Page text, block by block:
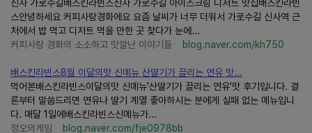
신사 가로수길배스킨라빈스신사 가로수길 아이스크림 디저트 맛집배스킨라빈
스안녕하세요 커피사랑경화에요 요즘 날씨가 너무 더워서 가로수길 신사역 근
처에서 밥 먹고 디저트 먹을 만한 곳 찾다가 눈에...
커피사랑 경화의 소소하고 맛깔난 이야기들
blog.naver.com/kh750
배스킨라빈스8월 이달의맛 신메뉴 산딸기가 끌리는 연유 맛...
먹어본배스킨라빈스이달의맛 신메뉴'산딸기가 끌리는 연유'맛 후기입니다. 결
론부터 말씀드리면 연유나 딸기 계열 좋아하시는 분에게 실패 없는 메뉴입니
다. 매달 1일에배스킨라빈스신메뉴가...
정오의게임
blog.naver.com/fje0978bb